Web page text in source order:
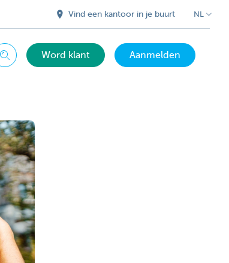
Vind een kantoor in je buurt NL
Zoeken Word klant Aanmelden